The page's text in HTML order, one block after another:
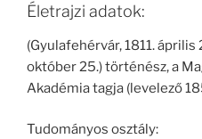
Életrajzi adatok:
(Gyulafehérvár, 1811. április
október 25.) történész, a
Akadémia tagja (levelező
Tudományos osztály: